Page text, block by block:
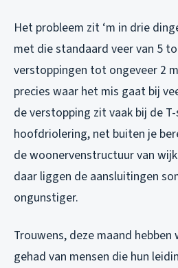
Het probleem zit ‘m in drie
met die standaard veer van 5
verstoppingen tot ongeveer 2
precies waar het mis gaat bij
de verstopping zit vaak bij de
hoofdriolering, net buiten je
de woonervenstructuur van
daar liggen de aansluitingen
ongunstiger.
Trouwens, deze maand hebben
gehad van mensen die hun